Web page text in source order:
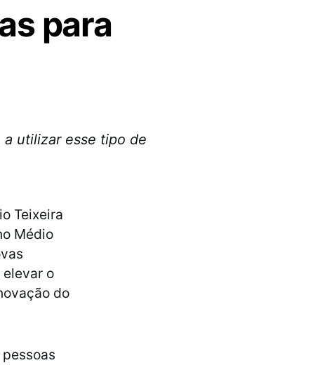
para
utilizar esse tipo de
Teixeira
Médio
o
do